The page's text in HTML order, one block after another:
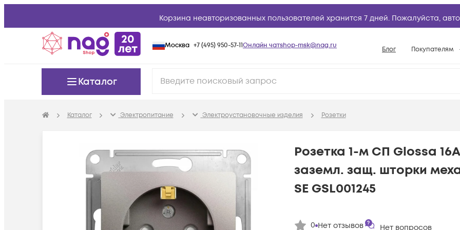
Корзина неавторизованных пользователей хранится 7 дней. Пожалуйста,
Москва +7 (495) 950-57-11Онлайн чатshop-msk@nag.ru Блог Покупателям
Возврат товара
Вопросы и
Каталог
Каталог Электропитание Электроустановочные изделия Розетки
Розетка 1-м СП Glossa
заземл. защ. шторки
SE GSL001245
0 Нет отзывов Нет вопросов